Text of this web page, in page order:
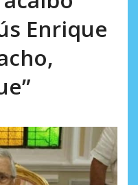
Enrique